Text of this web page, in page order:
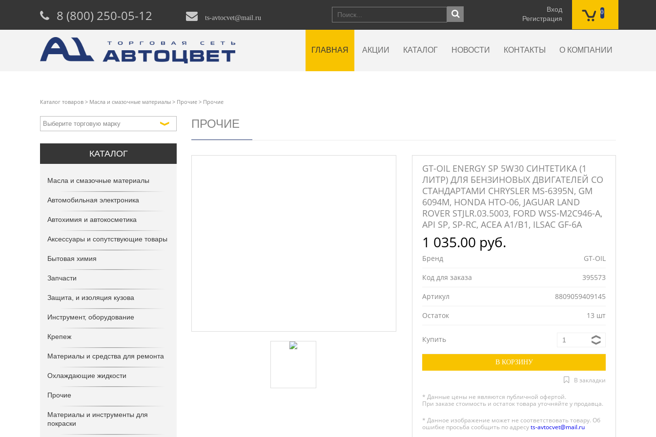
8 (800) 250-05-12 ts-avtocvet@mail.ru
Вход
Регистрация
0
ГЛАВНАЯ АКЦИИ КАТАЛОГ НОВОСТИ КОНТАКТЫ О КОМПАНИИ
Каталог товаров > Масла и смазочные материалы > Прочие > Прочие
КАТАЛОГ
Масла и смазочные материалы
Автомобильная электроника
Автохимия и автокосметика
Аксессуары и сопутствующие товары
Бытовая химия
Запчасти
Защита, и изоляция кузова
Инструмент, оборудование
Крепеж
Материалы и средства для ремонта
Охлаждающие жидкости
Прочие
Материалы и инструменты для
покраски
ПРОЧИЕ
GT-OIL ENERGY SP 5W30 СИНТЕТИКА (1
ЛИТР) ДЛЯ БЕНЗИНОВЫХ ДВИГАТЕЛЕЙ СО
СТАНДАРТАМИ CHRYSLER MS-6395N, GM
6094M, HONDA HTO-06, JAGUAR LAND
ROVER STJLR.03.5003, FORD WSS-M2C946-A,
API SP, SP-RC, ACEA A1/B1, ILSAC GF-6A
1 035.00 руб.
Бренд GT-OIL
Код для заказа 395573
Артикул 8809059409145
Остаток 13 шт
Купить
В закладки
* Данные цены не являются публичной офертой.
При заказе стоимость и остаток товара уточняйте у продавца.
* Данное изображение может не соответствовать товару. Об
ошибке просьба сообщить по адресуts-avtocvet@mail.ru